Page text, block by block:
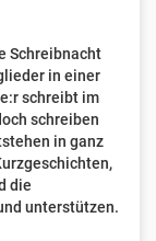
Schreibnacht
in einer
schreibt im
schreiben
in ganz
die
unterstützen.